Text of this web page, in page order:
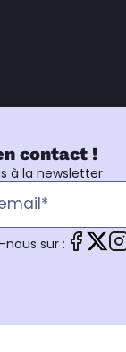
contact !
à la newsletter
sur :